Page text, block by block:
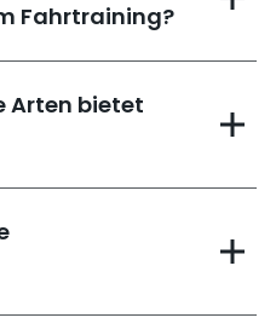
Fahrtraining?
Arten bietet